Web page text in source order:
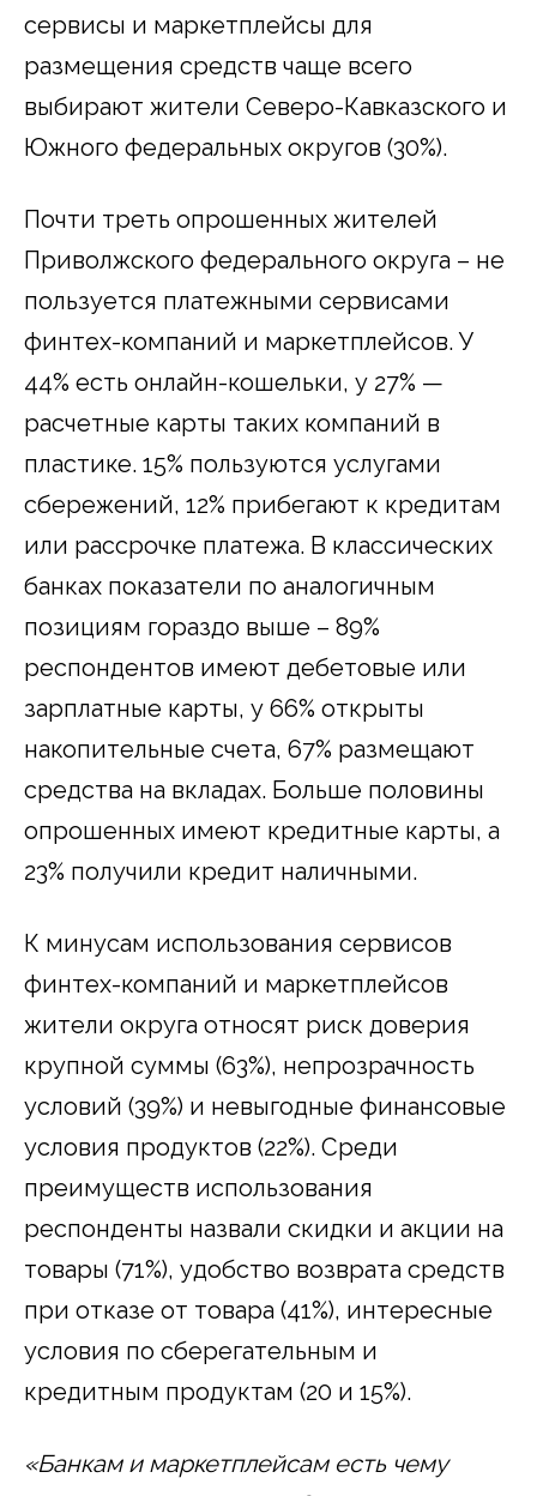
сервисы и маркетплейсы для
размещения средств чаще всего
выбирают жители Северо-Кавказского и
Южного федеральных округов (30%).
Почти треть опрошенных жителей
Приволжского федерального округа – не
пользуется платежными сервисами
финтех-компаний и маркетплейсов. У
44% есть онлайн-кошельки, у 27% —
расчетные карты таких компаний в
пластике. 15% пользуются услугами
сбережений, 12% прибегают к кредитам
или рассрочке платежа. В классических
банках показатели по аналогичным
позициям гораздо выше – 89%
респондентов имеют дебетовые или
зарплатные карты, у 66% открыты
накопительные счета, 67% размещают
средства на вкладах. Больше половины
опрошенных имеют кредитные карты, а
23% получили кредит наличными.
К минусам использования сервисов
финтех-компаний и маркетплейсов
жители округа относят риск доверия
крупной суммы (63%), непрозрачность
условий (39%) и невыгодные финансовые
условия продуктов (22%). Среди
преимуществ использования
респонденты назвали скидки и акции на
товары (71%), удобство возврата средств
при отказе от товара (41%), интересные
условия по сберегательным и
кредитным продуктам (20 и 15%).
«Банкам и маркетплейсам есть чему